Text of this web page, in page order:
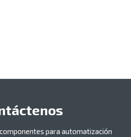
para automatización